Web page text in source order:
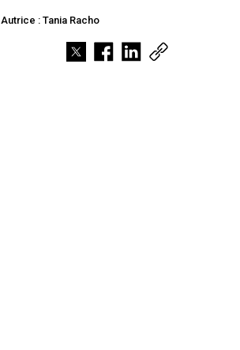
Autrice : Tania Racho